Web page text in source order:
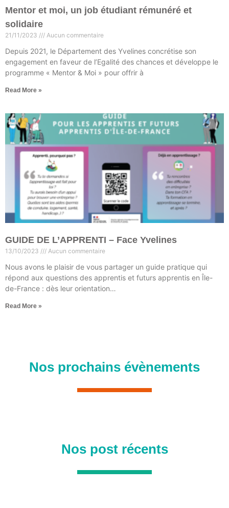
Mentor et moi, un job étudiant rémunéré et
solidaire
21/11/2023 Aucun commentaire
Depuis 2021, le Département des Yvelines concrétise son
engagement en faveur de l’Egalité des chances et développe le
programme « Mentor & Moi » pour offrir à
Read More »
GUIDE DE L’APPRENTI – Face Yvelines
13/10/2023 Aucun commentaire
Nous avons le plaisir de vous partager un guide pratique qui
répond aux questions des apprentis et futurs apprentis en Île-
de-France : dès leur orientation…
Read More »
Nos prochains évènements
Nos post récents